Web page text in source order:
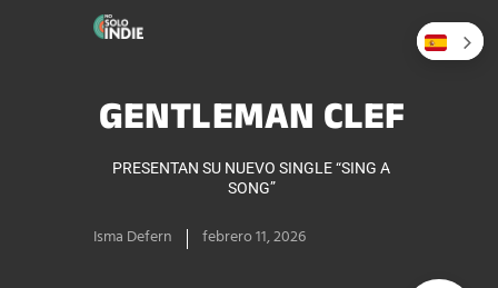
GENTLEMAN CLEF
PRESENTAN SU NUEVO SINGLE “SING A
SONG”
Isma Defern febrero 11, 2026